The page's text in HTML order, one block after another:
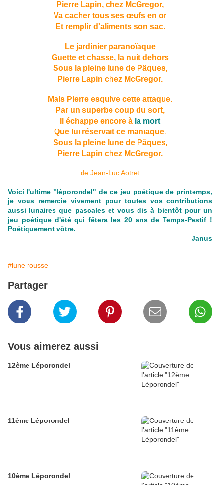
Pierre Lapin, chez McGregor,
Va cacher tous ses œufs en or
Et remplir d'aliments son sac.
Le jardinier paranoïaque
Guette et chasse, la nuit dehors
Sous la pleine lune de Pâques,
Pierre Lapin chez McGregor.
Mais Pierre esquive cette attaque.
Par un superbe coup du sort,
Il échappe encore à la mort
Que lui réservait ce maniaque.
Sous la pleine lune de Pâques,
Pierre Lapin chez McGregor.
de Jean-Luc Aotret
Voici l'ultime "léporondel" de ce jeu poétique de printemps,
je vous remercie vivement pour toutes vos contributions
aussi lunaires que pascales et vous dis à bientôt pour un
jeu poétique d'été qui fêtera les 20 ans de Temps-Pestif !
Poétiquement vôtre.
Janus
#lune rousse
Partager
Vous aimerez aussi
12ème Léporondel
11ème Léporondel
10ème Léporondel